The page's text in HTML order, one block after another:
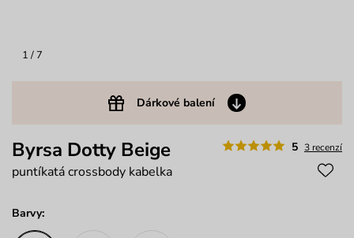
1 / 7
Dárkové balení
5 3 recenzí
Byrsa Dotty Beige
puntíkatá crossbody kabelka
Barvy: